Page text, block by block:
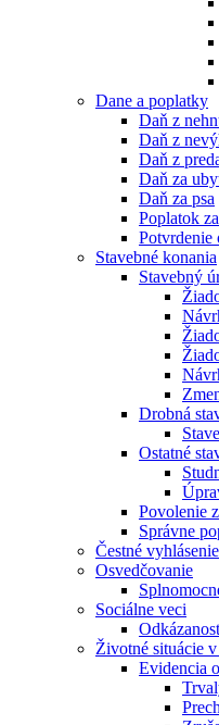
Dane a poplatky
Daň z
Daň z
Daň z
Daň za
Daň za psa
Poplatok
Potvrdenie
Stavebné konania
Stavebný
Drobná
Ostatné
Povolenie
Správne
Čestné vyhlásenie
Osvedčovanie
Sociálne veci
Životné situácie
Evidencia